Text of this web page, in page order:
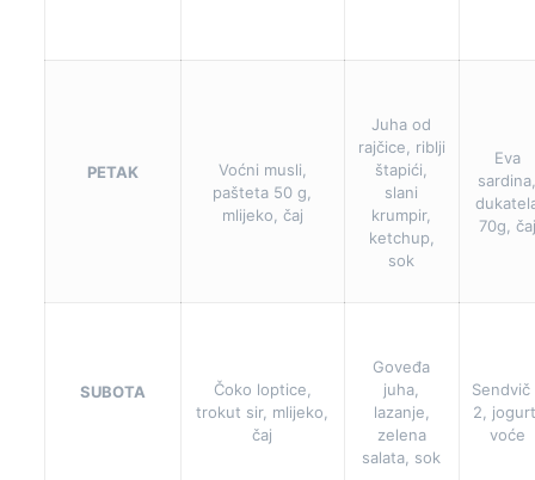
PETAK
Voćni musli,
pašteta 50 g,
mlijeko, čaj
Juha od
rajčice, riblji
štapići,
slani
krumpir,
ketchup,
sok
Eva
70g, čaj
SUBOTA
Čoko loptice,
trokut sir, mlijeko,
čaj
Goveđa
juha,
lazanje,
zelena
salata, sok
Sendvič
2,
voće